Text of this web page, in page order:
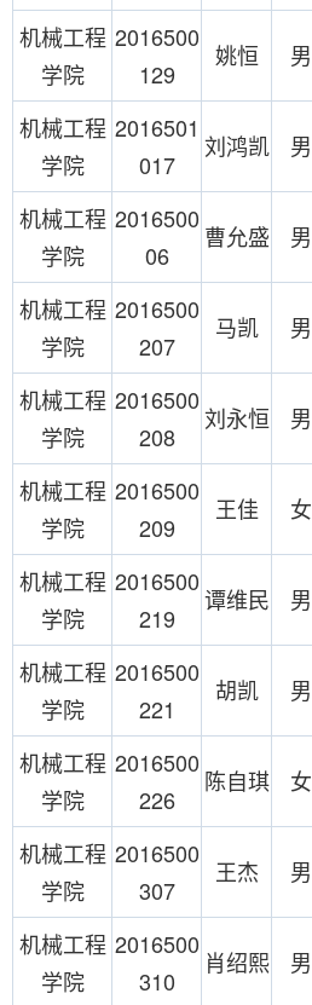
机械工程
学院
2016500
129
姚恒 男
机械工程
学院
2016501
017
刘鸿凯 男
机械工程
学院
2016500
06
曹允盛 男
机械工程
学院
2016500
207
马凯 男
机械工程
学院
2016500
208
刘永恒 男
机械工程
学院
2016500
209
王佳 女
机械工程
学院
2016500
219
谭维民 男
机械工程
学院
2016500
221
胡凯 男
机械工程
学院
2016500
226
陈自琪 女
机械工程
学院
2016500
307
王杰 男
机械工程
学院
2016500
310
肖绍熙 男